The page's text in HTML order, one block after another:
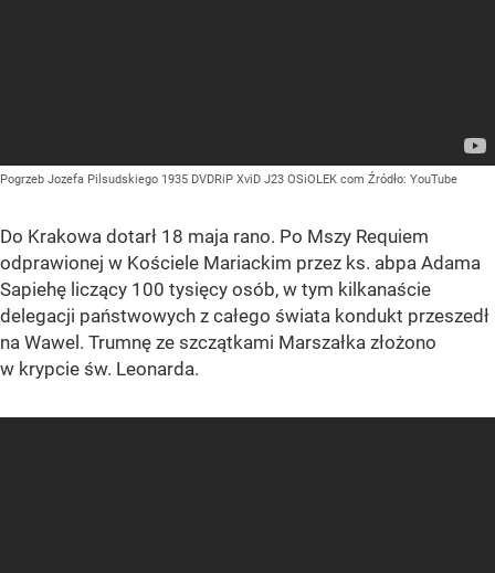
Pogrzeb Jozefa Pilsudskiego 1935 DVDRiP XviD J23 OSiOLEK com Źródło: YouTube
Do Krakowa dotarł 18 maja rano. Po Mszy Requiem
odprawionej w Kościele Mariackim przez ks. abpa Adama
Sapiehę liczący 100 tysięcy osób, w tym kilkanaście
delegacji państwowych z całego świata kondukt przeszedł
na Wawel. Trumnę ze szczątkami Marszałka złożono
w krypcie św. Leonarda.